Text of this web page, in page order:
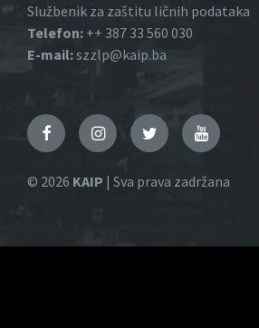
Službenik za zaštitu ličnih podataka
Telefon: ++ 387 33 560 030
E-mail:szzlp@kaip.ba
FacebookInstagramTwitter YouTube
© 2026 KAIP | Sva prava zadržana